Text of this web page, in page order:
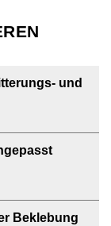
und
Beklebung